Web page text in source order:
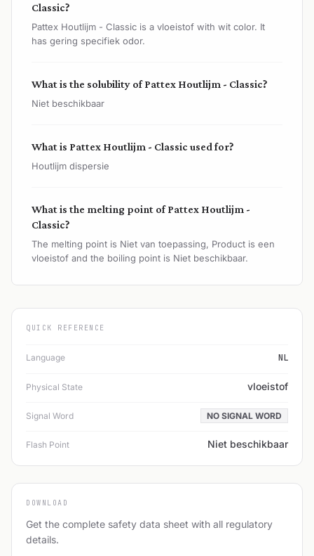
Classic?
Pattex Houtlijm - Classic is a vloeistof with wit color. It
has gering specifiek odor.
What is the solubility of Pattex Houtlijm - Classic?
Niet beschikbaar
What is Pattex Houtlijm - Classic used for?
Houtlijm dispersie
What is the melting point of Pattex Houtlijm -
Classic?
The melting point is Niet van toepassing, Product is een
vloeistof and the boiling point is Niet beschikbaar.
QUICK REFERENCE
Language NL
Physical State vloeistof
Signal Word NO SIGNAL WORD
Flash Point Niet beschikbaar
DOWNLOAD
Get the complete safety data sheet with all regulatory
details.